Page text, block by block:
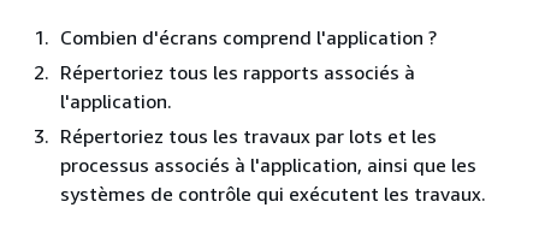
Combien d'écrans comprend l'application ?
Répertoriez tous les rapports associés à
l'application.
Répertoriez tous les travaux par lots et les
processus associés à l'application, ainsi que les
systèmes de contrôle qui exécutent les travaux.